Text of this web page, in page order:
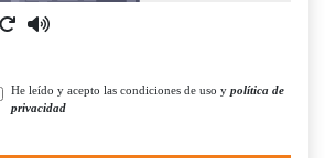
He leído y acepto las condiciones de uso y política de
privacidad